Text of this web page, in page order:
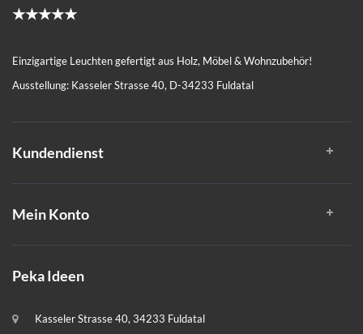
★★★★★
Einzigartige Leuchten gefertigt aus Holz, Möbel & Wohnzubehör!
Ausstellung: Kasseler Strasse 40, D-34233 Fuldatal
Kundendienst
Mein Konto
Peka Ideen
Kasseler Strasse 40, 34233 Fuldatal